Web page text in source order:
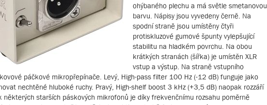
ohýbaného plechu a má světle smetanovou
barvu. Nápisy jsou vyvedeny černě. Na
spodní straně jsou umístěny čtyři
protiskluzové gumové špunty vylepšující
stabilitu na hladkém povrchu. Na obou
krátkých stranách (šířka) je umístěn XLR
vstup a výstup. Na straně vstupního
páčkové mikropřepínače. Levý, High-pass filter 100 Hz (-12 dB) funguje jako
nechtěné hluboké ruchy. Pravý, High-shelf boost 3 kHz (+3,5 dB) naopak rozzáří
některých starších páskových mikrofonů je díky frekvenčnímu rozsahu poměrně